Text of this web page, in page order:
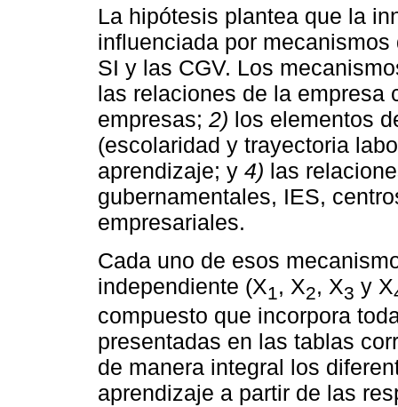
La hipótesis plantea que la
influenciada por
SI y las CGV. Los
las relaciones de la empresa
empresas; 2) los elementos
(escolaridad y trayectoria
aprendizaje; y 4) las
gubernamentales, IES,
empresariales.
Cada uno de esos
independiente (X1 , X2, X3 y X
compuesto que incorpora
presentadas en las tablas
de manera integral los
aprendizaje a partir de las